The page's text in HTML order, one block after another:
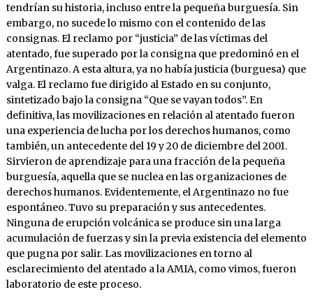
tendrían su historia, incluso entre la pequeña burguesía. Sin
embargo, no sucede lo mismo con el contenido de las
consignas. El reclamo por “justicia” de las víctimas del
atentado, fue superado por la consigna que predominó en el
Argentinazo. A esta altura, ya no había justicia (burguesa) que
valga. El reclamo fue dirigido al Estado en su conjunto,
sintetizado bajo la consigna “Que se vayan todos”. En
definitiva, las movilizaciones en relación al atentado fueron
una experiencia de lucha por los derechos humanos, como
también, un antecedente del 19 y 20 de diciembre del 2001.
Sirvieron de aprendizaje para una fracción de la pequeña
burguesía, aquella que se nuclea en las organizaciones de
derechos humanos. Evidentemente, el Argentinazo no fue
espontáneo. Tuvo su preparación y sus antecedentes.
Ninguna de erupción volcánica se produce sin una larga
acumulación de fuerzas y sin la previa existencia del elemento
que pugna por salir. Las movilizaciones en torno al
esclarecimiento del atentado a la AMIA, como vimos, fueron
laboratorio de este proceso.